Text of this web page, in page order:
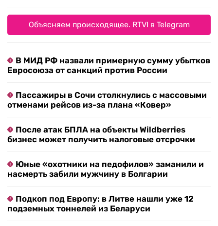
Объясняем происходящее. RTVI в Telegram
В МИД РФ назвали примерную сумму убытков
Евросоюза от санкций против России
Пассажиры в Сочи столкнулись с массовыми
отменами рейсов из-за плана «Ковер»
После атак БПЛА на объекты Wildberries
бизнес может получить налоговые отсрочки
Юные «охотники на педофилов» заманили и
насмерть забили мужчину в Болгарии
Подкоп под Европу: в Литве нашли уже 12
подземных тоннелей из Беларуси